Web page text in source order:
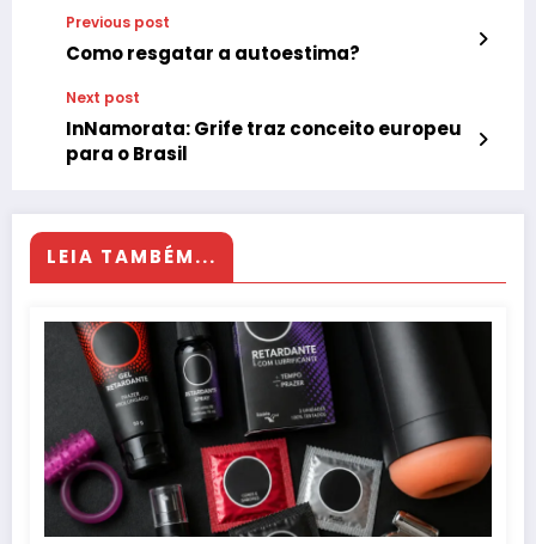
Previous post
Como resgatar a autoestima?
Next post
InNamorata: Grife traz conceito europeu
para o Brasil
LEIA TAMBÉM...